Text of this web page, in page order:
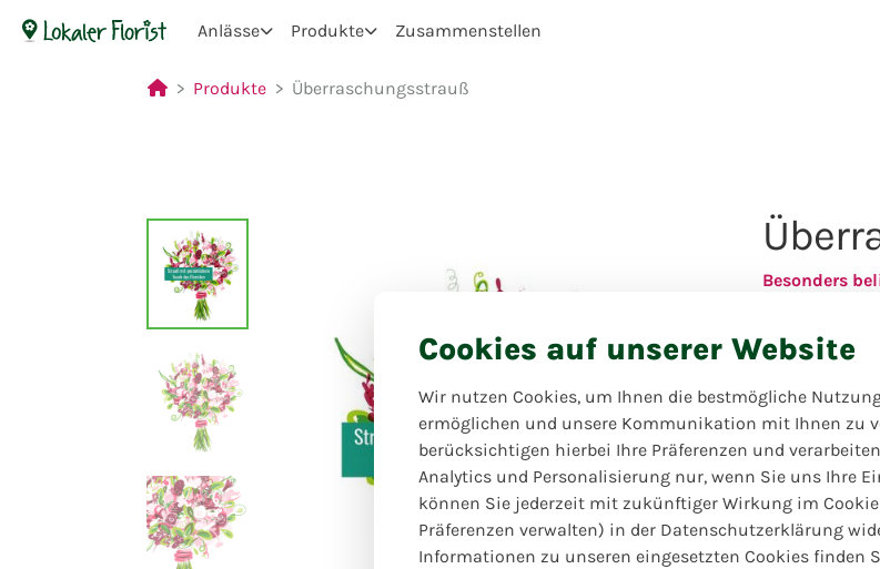
Anlässe Produkte Zusammenstellen
Produkte Überraschungsstrauß
Besonders
Lassen
großartigen
extra
Wunsch
Wählen Sie
Cookies auf unserer Website
Wir nutzen Cookies, um Ihnen die bestmögliche
ermöglichen und unsere Kommunikation mit Ihnen zu
berücksichtigen hierbei Ihre Präferenzen und
Analytics und Personalisierung nur, wenn Sie uns Ihre
können Sie jederzeit mit zukünftiger Wirkung im
Präferenzen verwalten) in der Datenschutzerklärung
Informationen zu unseren eingesetzten Cookies finden